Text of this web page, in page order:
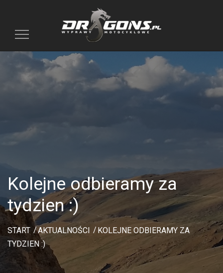
Toggle
Kolejne odbieramy za
tydzien :)
START AKTUALNOŚCI
KOLEJNE ODBIERAMY ZA
TYDZIEN :)